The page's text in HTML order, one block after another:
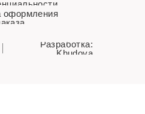
оформления
Разработка:
Khudova